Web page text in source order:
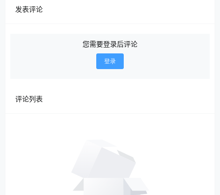
发表评论
您需要登录后评论
登录
评论列表